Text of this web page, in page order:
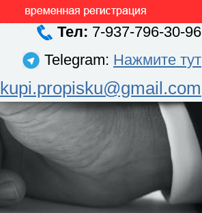
Тел: 7-937-796-30-96
Telegram: Нажмите тут
kupi.propisku@gmail.com